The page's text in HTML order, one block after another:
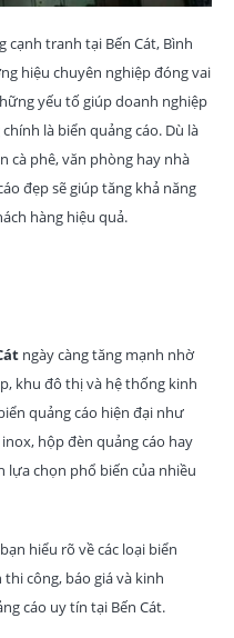
cạnh tranh tại Bến Cát, Bình
hiệu chuyên nghiệp đóng vai
yếu tố giúp doanh nghiệp
là biển quảng cáo. Dù là
cà phê, văn phòng hay nhà
đẹp sẽ giúp tăng khả năng
hàng hiệu quả.
ngày càng tăng mạnh nhờ
khu đô thị và hệ thống kinh
quảng cáo hiện đại như
hộp đèn quảng cáo hay
lựa chọn phổ biến của nhiều
hiểu rõ về các loại biển
công, báo giá và kinh
cáo uy tín tại Bến Cát.